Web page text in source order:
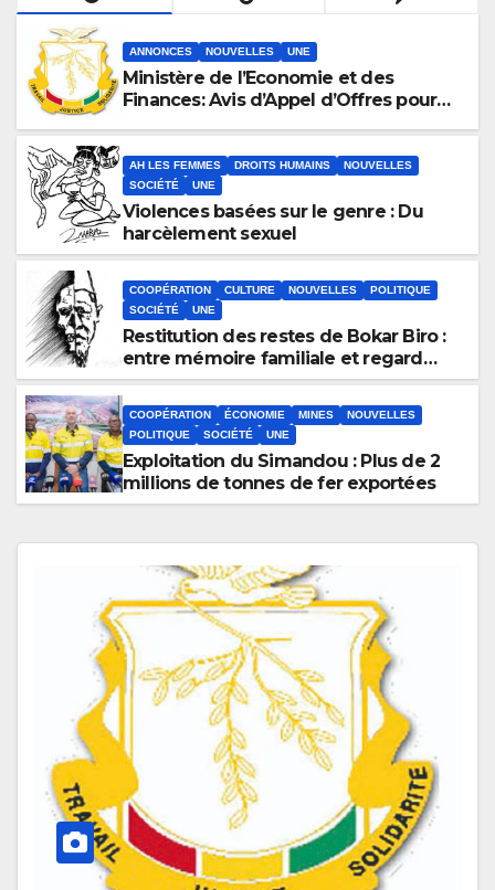
ANNONCES NOUVELLES UNE
Ministère de l’Economie et des
Finances: Avis d’Appel d’Offres pour
Budget
AH LES FEMMES DROITS HUMAINS
NOUVELLES
SOCIÉTÉ
UNE
Violences basées sur le genre : Du
harcèlement sexuel
COOPÉRATION CULTURE NOUVELLES
POLITIQUE
SOCIÉTÉ
UNE
Restitution des restes de Bokar Biro :
entre mémoire familiale et regard
anthropologique
COOPÉRATION ÉCONOMIE MINES
NOUVELLES
POLITIQUE
SOCIÉTÉ UNE
Exploitation du Simandou : Plus de 2
millions de tonnes de fer exportées